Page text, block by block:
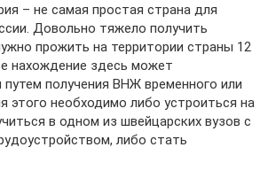
– не самая простая страна для
Довольно тяжело получить
прожить на территории страны 12
нахождение здесь может
получения ВНЖ временного или
этого необходимо либо устроиться на
в одном из швейцарских вузов с
либо стать